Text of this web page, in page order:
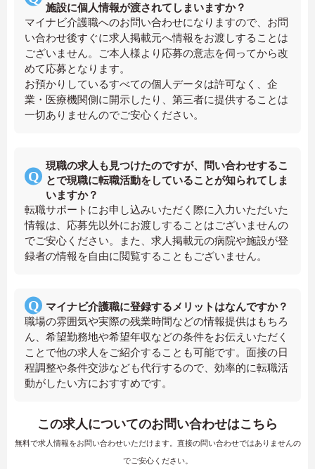
施設に個人情報が渡されてしまいますか？
マイナビ介護職へのお問い合わせになりますので、お問
い合わせ後すぐに求人掲載元へ情報をお渡しすることは
ございません。ご本人様より応募の意志を伺ってから改
めて応募となります。
お預かりしているすべての個人データは許可なく、企
業・医療機関側に開示したり、第三者に提供することは
一切ありませんのでご安心ください。
現職の求人も見つけたのですが、問い合わせするこ
とで現職に転職活動をしていることが知られてしま
いますか？
転職サポートにお申し込みいただく際に入力いただいた
情報は、応募先以外にお渡しすることはございませんの
でご安心ください。また、求人掲載元の病院や施設が登
録者の情報を自由に閲覧することもございません。
マイナビ介護職に登録するメリットはなんですか？
職場の雰囲気や実際の残業時間などの情報提供はもちろ
ん、希望勤務地や希望年収などの条件をお伝えいただく
ことで他の求人をご紹介することも可能です。面接の日
程調整や条件交渉なども代行するので、効率的に転職活
動がしたい方におすすめです。
この求人についてのお問い合わせはこちら
無料で求人情報をお問い合わせいただけます。直接の問い合わせではありませんの
でご安心ください。